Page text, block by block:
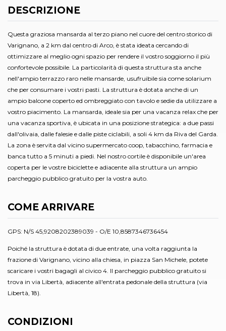
DESCRIZIONE
Questa graziosa mansarda al terzo piano nel cuore del centro storico di
Varignano, a 2 km dal centro di Arco, è stata ideata cercando di
ottimizzare al meglio ogni spazio per rendere il vostro soggiorno il più
confortevole possibile. La particolarità di questa struttura sta anche
nell'ampio terrazzo raro nelle mansarde, usufruibile sia come solarium
che per consumare i vostri pasti. La struttura è dotata anche di un
ampio balcone coperto ed ombreggiato con tavolo e sedie da utilizzare a
vostro piacimento. La mansarda, ideale sia per una vacanza relax che per
una vacanza sportiva, è ubicata in una posizione strategica: a due passi
dall'olivaia, dalle falesie e dalle piste ciclabili, a soli 4 km da Riva del Garda.
La zona è servita dal vicino supermercato coop, tabacchino, farmacia e
banca tutto a 5 minuti a piedi. Nel nostro cortile è disponibile un'area
coperta per le vostre biciclette e adiacente alla struttura un ampio
parcheggio pubblico gratuito per la vostra auto.
COME ARRIVARE
GPS: N/S 45,9208202389039 - O/E 10,8587346736454
Poiché la struttura è dotata di due entrate, una volta raggiunta la
frazione di Varignano, vicino alla chiesa, in piazza San Michele, potete
scaricare i vostri bagagli al civico 4. Il parcheggio pubblico gratuito si
trova in via Libertà, adiacente all'entrata pedonale della struttura (via
Libertà, 18).
CONDIZIONI